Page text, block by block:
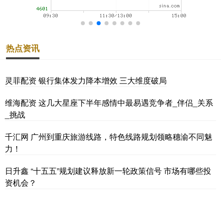
热点资讯
灵菲配资 银行集体发力降本增效 三大维度破局
维海配资 这几大星座下半年感情中最易遇竞争者_伴侣_关系
_挑战
千汇网 广州到重庆旅游线路，特色线路规划领略穗渝不同魅
力！
日升鑫 “十五五”规划建议释放新一轮政策信号 市场有哪些投
资机会？